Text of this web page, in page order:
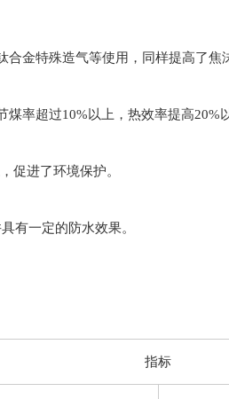
金特殊造气等使用，同样提高了焦
率超过10%以上，热效率提高20%
进了环境保护。
有一定的防水效果。
指标